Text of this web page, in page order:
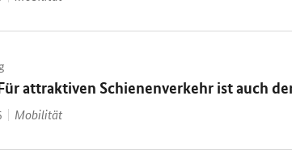
attraktiven Schienenverkehr ist auch
Mobilität